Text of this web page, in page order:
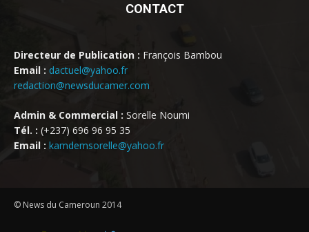
CONTACT
Directeur de Publication : François Bambou
Email : dactuel@yahoo.fr
redaction@newsducamer.com
Admin & Commercial : Sorelle Noumi
Tél. : (+237) 696 96 95 35
Email : kamdemsorelle@yahoo.fr
© News du Cameroun 2014